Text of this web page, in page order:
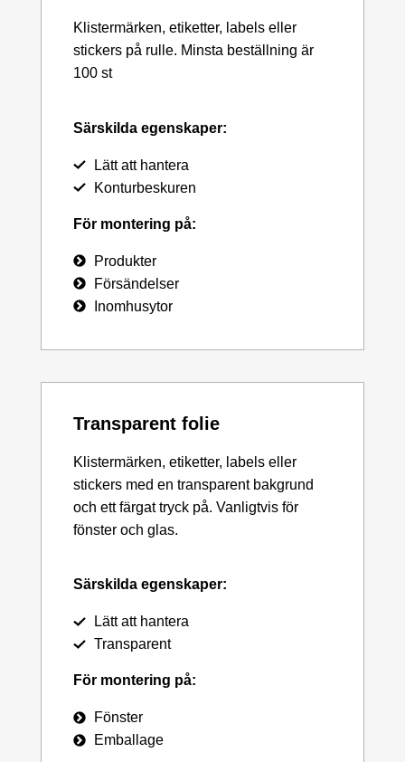
Klistermärken, etiketter, labels eller
stickers på rulle. Minsta beställning är
100 st
Särskilda egenskaper:
Lätt att hantera
Konturbeskuren
För montering på:
Produkter
Försändelser
Inomhusytor
Transparent folie
Klistermärken, etiketter, labels eller
stickers med en transparent bakgrund
och ett färgat tryck på. Vanligtvis för
fönster och glas.
Särskilda egenskaper:
Lätt att hantera
Transparent
För montering på:
Fönster
Emballage